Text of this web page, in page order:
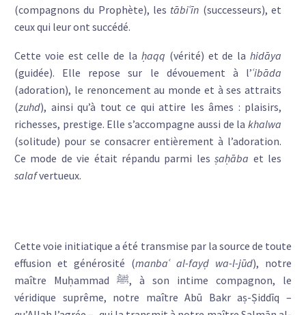
(compagnons du Prophète), les tābiʿīn (successeurs), et
ceux qui leur ont succédé.
Cette voie est celle de la ḥaqq (vérité) et de lahidāya
(guidée). Elle repose sur le dévouement à l’ʿibāda
(adoration), le renoncement au monde et à ses attraits
(zuhd), ainsi qu’à tout ce qui attire les âmes : plaisirs,
richesses, prestige. Elle s’accompagne aussi de la khalwa
(solitude) pour se consacrer entièrement à l’adoration.
Ce mode de vie était répandu parmi lesṣaḥāba et les
salafvertueux.
Cette voie initiatique a été transmise par la source de toute
effusion et générosité (manbaʿ al-fayḍ wa-l-jūd), notre
maître Muḥammad ﷺ, à son intime compagnon, le
véridique suprême, notre maître Abū Bakr aṣ-Ṣiddīq –